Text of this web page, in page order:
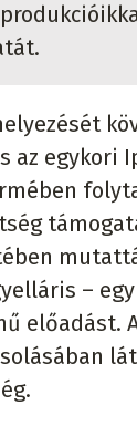
az egykori
–
előadást.